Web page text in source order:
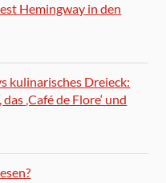
Hemingway in den
kulinarisches Dreieck:
das ‚Café de Flore‘ und